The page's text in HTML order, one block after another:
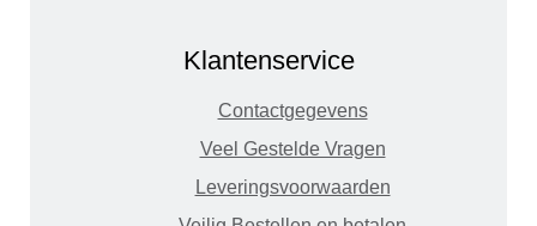
Klantenservice
Contactgegevens
Veel Gestelde Vragen
Leveringsvoorwaarden